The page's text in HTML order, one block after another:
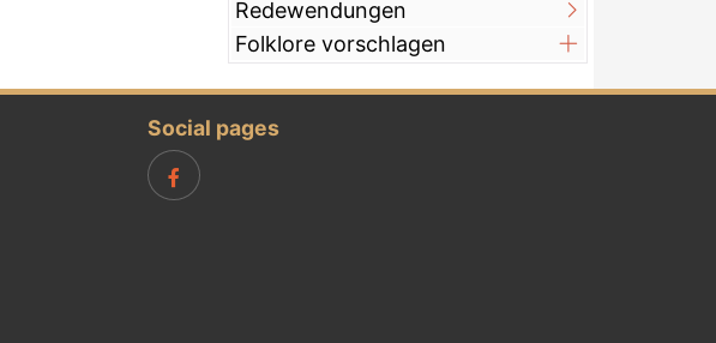
Redewendungen
Folklore vorschlagen
Social pages